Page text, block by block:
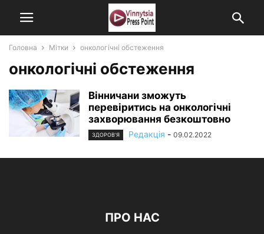
Головна Мітки онкологічні обстеження
онкологічні обстеження
Вінничани зможуть
перевіритись на онкологічні
захворювання безкоштовно
ЗДОРОВ'Я Редакція - 09.02.2022
ПРО НАС